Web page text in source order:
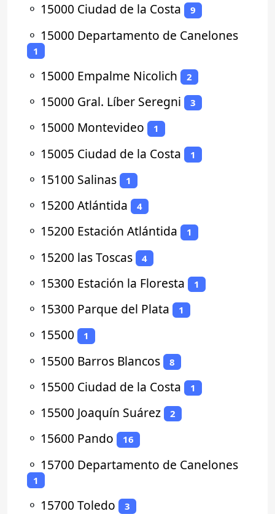
⚬ 15000 Ciudad de la Costa 9
⚬ 15000 Departamento de Canelones
1
⚬ 15000 Empalme Nicolich 2
⚬ 15000 Gral. Líber Seregni 3
⚬ 15000 Montevideo 1
⚬ 15005 Ciudad de la Costa 1
⚬ 15100 Salinas 1
⚬ 15200 Atlántida 4
⚬ 15200 Estación Atlántida 1
⚬ 15200 las Toscas 4
⚬ 15300 Estación la Floresta 1
⚬ 15300 Parque del Plata 1
⚬ 15500 1
⚬ 15500 Barros Blancos 8
⚬ 15500 Ciudad de la Costa 1
⚬ 15500 Joaquín Suárez 2
⚬ 15600 Pando 16
⚬ 15700 Departamento de Canelones
1
⚬ 15700 Toledo 3